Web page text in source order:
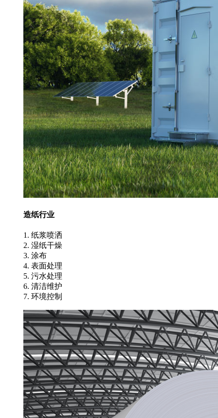
造纸行业
1. 纸浆喷洒
2. 湿纸干燥
3. 涂布
4. 表面处理
5. 污水处理
6. 清洁维护
7. 环境控制